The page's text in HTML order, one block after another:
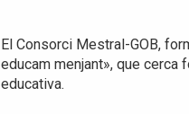
El Consorci Mestral-GOB,
educam menjant», que
educativa.